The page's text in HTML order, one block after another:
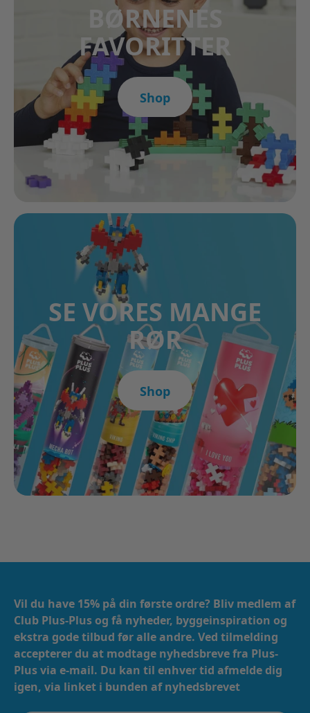
BØRNENES
FAVORITTER
Shop
SE VORES MANGE
RØR
Shop
Vil du have 15% på din første ordre? Bliv medlem af
Club Plus-Plus og få nyheder, byggeinspiration og
ekstra gode tilbud før alle andre. Ved tilmelding
accepterer du at modtage nyhedsbreve fra Plus-
Plus via e-mail. ​​ Du kan til enhver tid afmelde dig
igen, via linket i bunden af nyhedsbrevet